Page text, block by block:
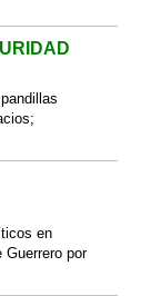
en
Guerrero por